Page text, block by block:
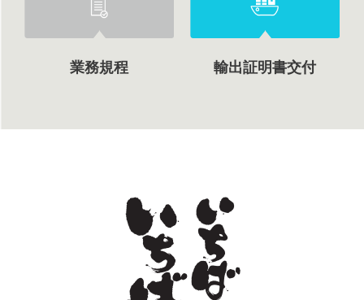
業務規程 輸出証明書交付